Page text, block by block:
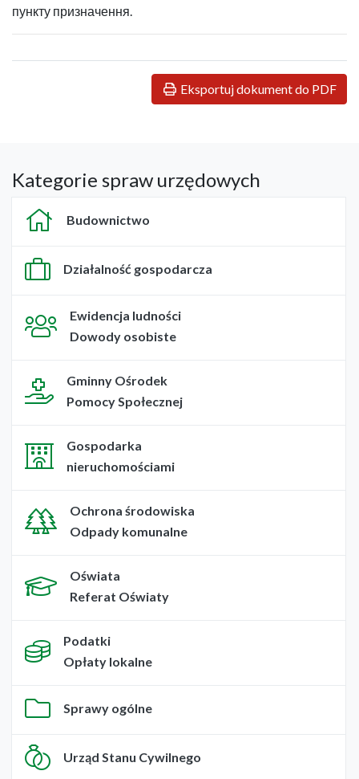
пункту призначення.
Eksportuj dokument do PDF
Kategorie spraw urzędowych
Budownictwo
Działalność gospodarcza
Ewidencja ludności
Dowody osobiste
Gminny Ośrodek
Pomocy Społecznej
Gospodarka
nieruchomościami
Ochrona środowiska
Odpady komunalne
Oświata
Referat Oświaty
Podatki
Opłaty lokalne
Sprawy ogólne
Urząd Stanu Cywilnego